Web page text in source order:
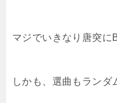
マジでいきなり唐突に
しかも、選曲もランダ